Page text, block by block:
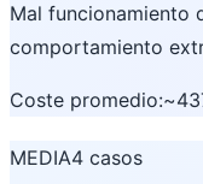
Mal funcionamiento
comportamiento
Coste promedio:
MEDIA4 casos